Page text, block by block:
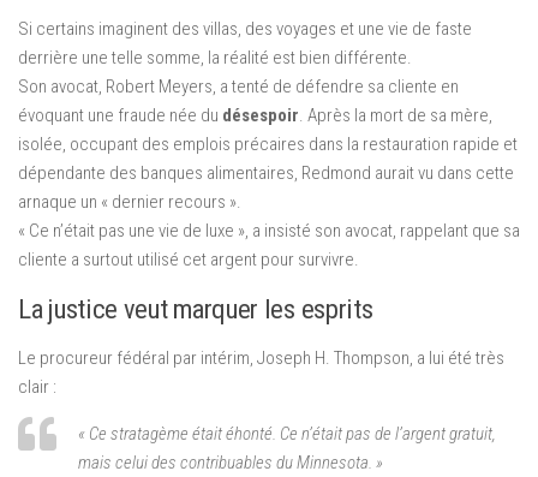
Si certains imaginent des villas, des voyages et une vie de faste
derrière une telle somme, la réalité est bien différente.
Son avocat, Robert Meyers, a tenté de défendre sa cliente en
évoquant une fraude née du désespoir. Après la mort de sa mère,
isolée, occupant des emplois précaires dans la restauration rapide et
dépendante des banques alimentaires, Redmond aurait vu dans cette
arnaque un « dernier recours ».
« Ce n’était pas une vie de luxe », a insisté son avocat, rappelant que sa
cliente a surtout utilisé cet argent pour survivre.
La justice veut marquer les esprits
Le procureur fédéral par intérim, Joseph H. Thompson, a lui été très
clair :
« Ce stratagème était éhonté. Ce n’était pas de l’argent gratuit,
mais celui des contribuables du Minnesota. »